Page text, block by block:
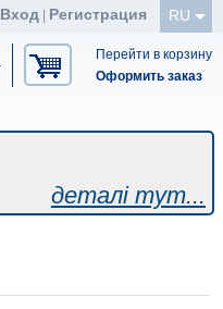
RU
Вход Регистрация
Перейти в корзину
Оформить заказ
деталі тут...